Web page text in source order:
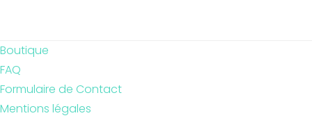
Boutique
FAQ
Formulaire de Contact
Mentions légales